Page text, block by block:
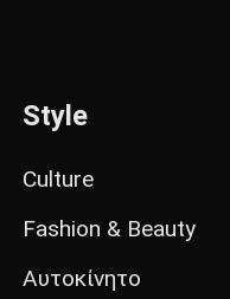
Style
Culture
Fashion & Beauty
Αυτοκίνητο